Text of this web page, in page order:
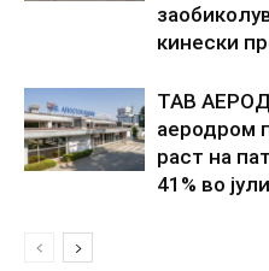
кинески
ТАВ
аеродром
раст на
41% во јули